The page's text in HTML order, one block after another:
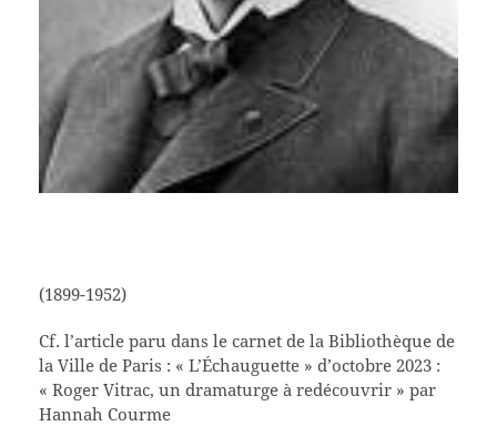
(1899-1952)
Cf. l’article paru dans le carnet de la Bibliothèque de
la Ville de Paris : « L’Échauguette » d’octobre 2023 :
« Roger Vitrac, un dramaturge à redécouvrir » par
Hannah Courme